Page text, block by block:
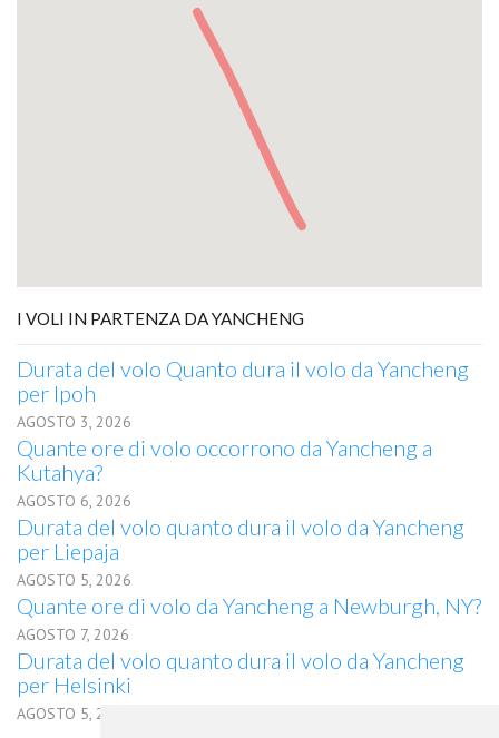
I VOLI IN PARTENZA DA YANCHENG
Durata del volo Quanto dura il volo da Yancheng
per Ipoh
AGOSTO 3, 2026
Quante ore di volo occorrono da Yancheng a
Kutahya?
AGOSTO 6, 2026
Durata del volo quanto dura il volo da Yancheng
per Liepaja
AGOSTO 5, 2026
Quante ore di volo da Yancheng a Newburgh, NY?
AGOSTO 7, 2026
Durata del volo quanto dura il volo da Yancheng
per Helsinki
AGOSTO 5, 2026